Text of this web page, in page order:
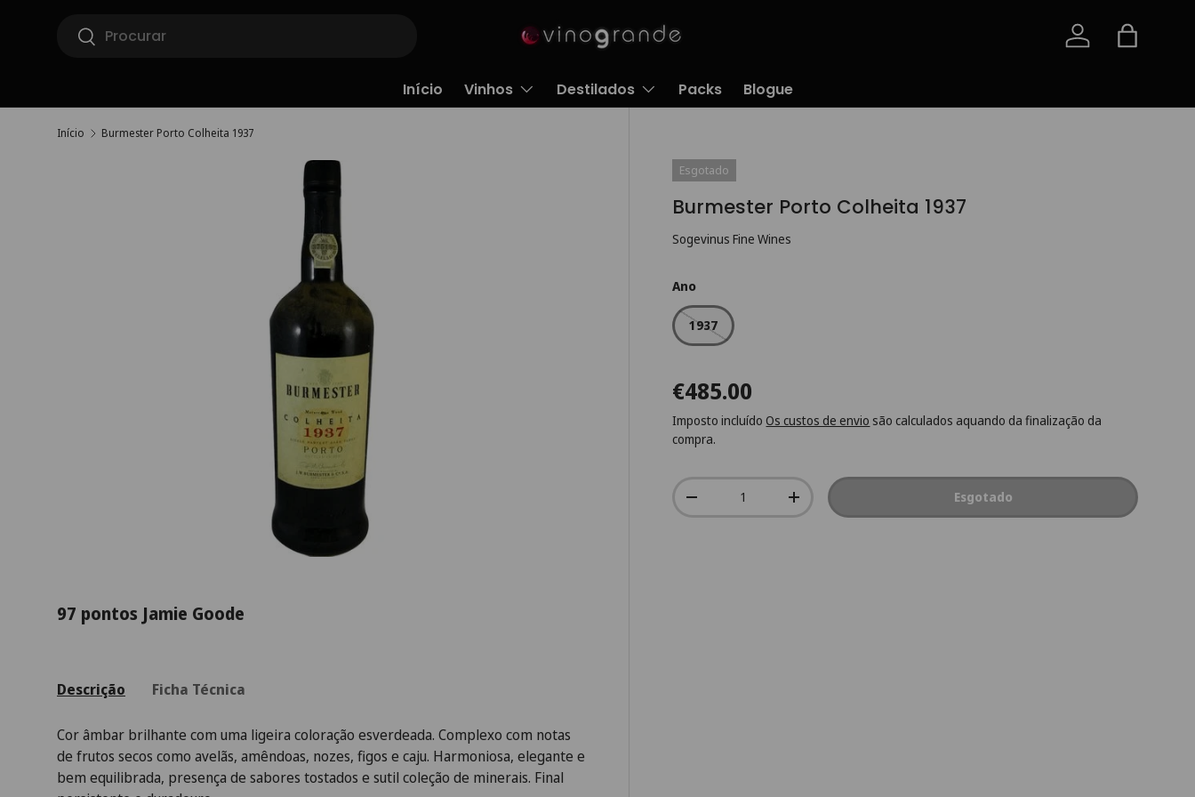
Ir para o conteúdo
Pesquisar
Pesquisar Iniciar sessão
Saco
Início Vinhos Destilados Packs Blogue
Início Burmester Porto Colheita 1937
Esgotado
Burmester Porto Colheita 1937
Sogevinus Fine Wines
Ano
1937
€485.00
Imposto incluído Os custos de envio são calculados aquando da finalização da
compra.
Qtd.
-
+ Esgotado
97 pontos Jamie Goode
Descrição Ficha Técnica
Cor âmbar brilhante com uma ligeira coloração esverdeada. Complexo com notas
de frutos secos como avelãs, amêndoas, nozes, figos e caju. Harmoniosa, elegante e
bem equilibrada, presença de sabores tostados e sutil coleção de minerais. Final